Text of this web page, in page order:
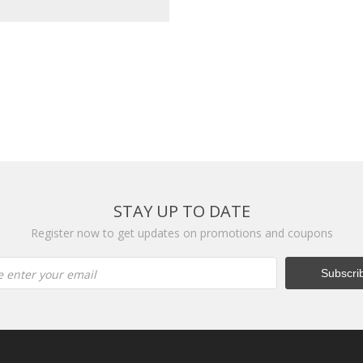
STAY UP TO DATE
Register now to get updates on promotions and coupons
enter your email